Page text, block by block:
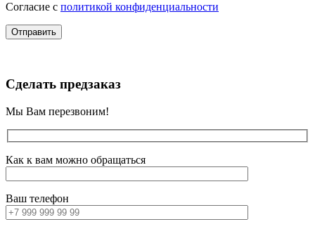
Согласие с политикой конфиденциальности
Сделать предзаказ
Мы Вам перезвоним!
Как к вам можно обращаться
Ваш телефон